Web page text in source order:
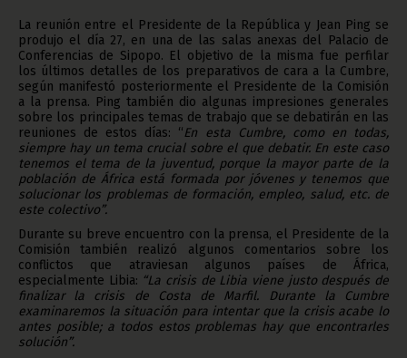
La reunión entre el Presidente de la República y Jean Ping se
produjo el día 27, en una de las salas anexas del Palacio de
Conferencias de Sipopo. El objetivo de la misma fue perfilar
los últimos detalles de los preparativos de cara a la Cumbre,
según manifestó posteriormente el Presidente de la Comisión
a la prensa. Ping también dio algunas impresiones generales
sobre los principales temas de trabajo que se debatirán en las
reuniones de estos días: “En esta Cumbre, como en todas,
siempre hay un tema crucial sobre el que debatir. En este caso
tenemos el tema de la juventud, porque la mayor parte de la
población de África está formada por jóvenes y tenemos que
solucionar los problemas de formación, empleo, salud, etc. de
este colectivo”.
Durante su breve encuentro con la prensa, el Presidente de la
Comisión también realizó algunos comentarios sobre los
conflictos que atraviesan algunos países de África,
especialmente Libia: “La crisis de Libia viene justo después de
finalizar la crisis de Costa de Marfil. Durante la Cumbre
examinaremos la situación para intentar que la crisis acabe lo
antes posible; a todos estos problemas hay que encontrarles
solución”.